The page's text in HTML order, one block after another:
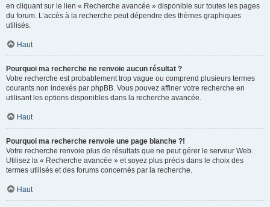
en cliquant sur le lien « Recherche avancée » disponible sur toutes les pages
du forum. L’accès à la recherche peut dépendre des thèmes graphiques
utilisés.
Haut
Pourquoi ma recherche ne renvoie aucun résultat ?
Votre recherche est probablement trop vague ou comprend plusieurs termes
courants non indexés par phpBB. Vous pouvez affiner votre recherche en
utilisant les options disponibles dans la recherche avancée.
Haut
Pourquoi ma recherche renvoie une page blanche ?!
Votre recherche renvoie plus de résultats que ne peut gérer le serveur Web.
Utilisez la « Recherche avancée » et soyez plus précis dans le choix des
termes utilisés et des forums concernés par la recherche.
Haut